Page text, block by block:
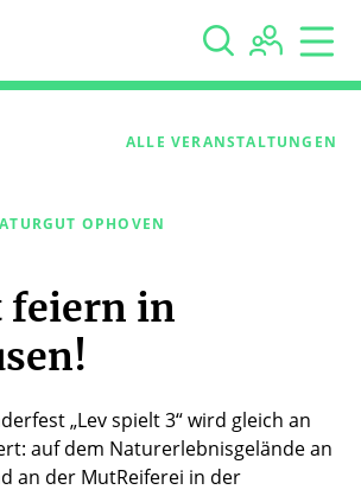
 
OPHOVEN
ALLE VERANSTALTUNGEN
feiern in
„Lev spielt 3“ wird gleich an
auf dem Naturerlebnisgelände an
an der MutReiferei in der